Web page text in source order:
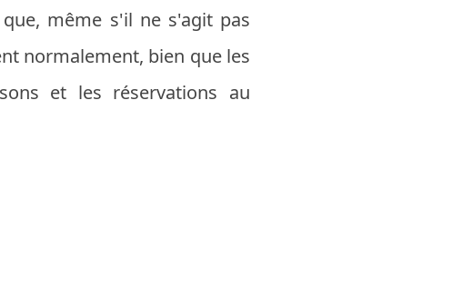
même s'il ne s'agit pas
normalement, bien que les
et les réservations au